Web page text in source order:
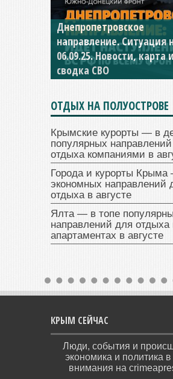
Днепропетровское
направление. Ситуация
06.09.25. Новости, карта
сводка СВО
Константиновское
направление. Ситуация
04.09.25 Новости, карта и
сводка СВО
ОТДЫХ НА ПОЛУОСТРОВЕ
Крымские курорты — в
популярных
отдыха компаниями в
Города и курорты Крыма
экономных направлений
отдыха в августе
Ялта — в топе
направлений для отдыха
апартаментах в августе
КРЫМ СЕЙЧАС
Люди, события и
экономика и политика
внимания на